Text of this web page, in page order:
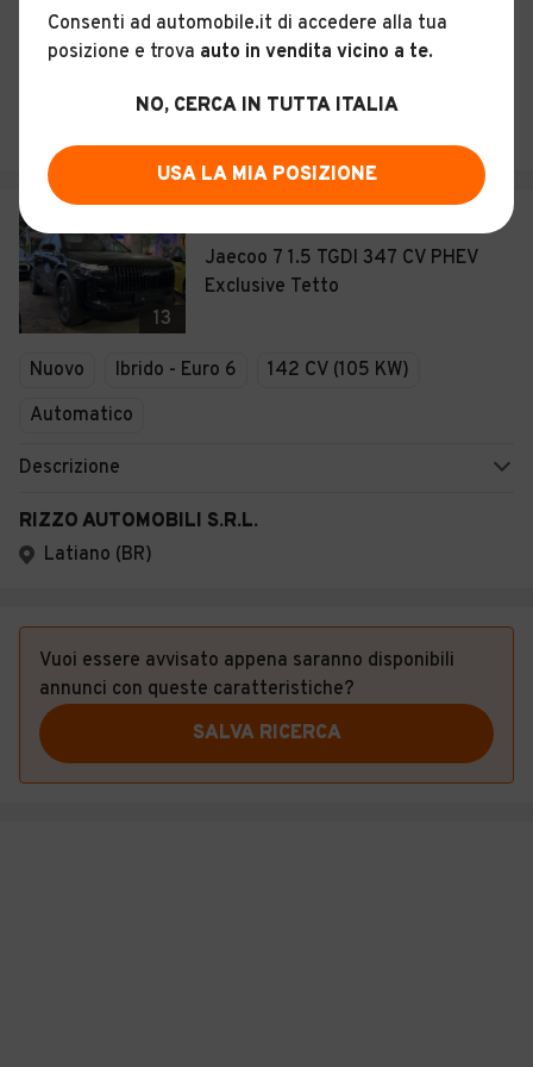
Storia del veicolo
Pronto Car Sud
13
€ 39.899
Jaecoo 7 1.5 TGDI 347 CV PHEV
Exclusive Tetto
Nuovo Ibrido - Euro 6
142 CV (105 KW)
Automatico
Descrizione
RIZZO AUTOMOBILI S.R.L.
Latiano (BR)
Vuoi essere avvisato appena saranno disponibili
annunci con queste caratteristiche?
SALVA RICERCA
Consenti ad automobile.it di accedere alla tua
posizione e trova auto in vendita vicino a te.
NO, CERCA IN TUTTA ITALIA
USA LA MIA POSIZIONE